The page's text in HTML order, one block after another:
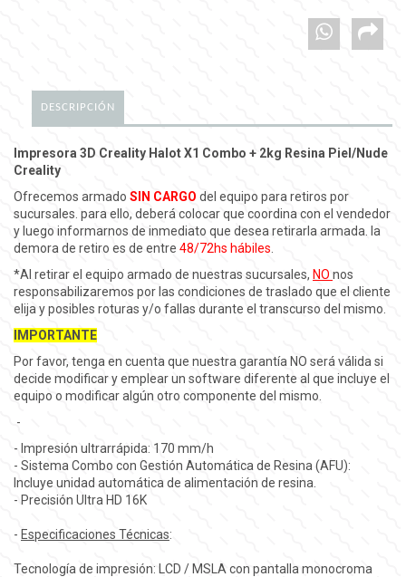
DESCRIPCIÓN
Impresora 3D Creality Halot X1 Combo + 2kg Resina Piel/Nude
Creality
Ofrecemos armado SIN CARGO del equipo para retiros por
sucursales. para ello, deberá colocar que coordina con el vendedor
y luego informarnos de inmediato que desea retirarla armada. la
demora de retiro es de entre 48/72hs hábiles
*Al retirar el equipo armado de nuestras sucursales, NO nos
responsabilizaremos por las condiciones de traslado que el cliente
elija y posibles roturas y/o fallas durante el transcurso del mismo.
IMPORTANTE
Por favor, tenga en cuenta que nuestra garantía NO será válida si
decide modificar y emplear un software diferente al que incluye el
equipo o modificar algún otro componente del mismo.
-
- Impresión ultrarrápida: 170 mm/h
- Sistema Combo con Gestión Automática de Resina (AFU):
Incluye unidad automática de alimentación de resina.
- Precisión Ultra HD 16K
- Especificaciones Técnicas:
Tecnología de impresión: LCD / MSLA con pantalla monocroma